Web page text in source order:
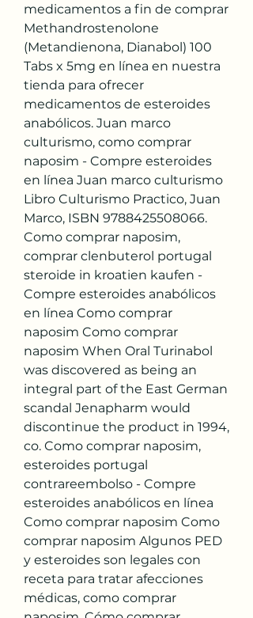
medicamentos a fin de comprar
Methandrostenolone
(Metandienona, Dianabol) 100
Tabs x 5mg en línea en nuestra
tienda para ofrecer
medicamentos de esteroides
anabólicos. Juan marco
culturismo, como comprar
naposim - Compre esteroides
en línea Juan marco culturismo
Libro Culturismo Practico, Juan
Marco, ISBN 9788425508066.
Como comprar naposim,
comprar clenbuterol portugal
steroide in kroatien kaufen -
Compre esteroides anabólicos
en línea Como comprar
naposim Como comprar
naposim When Oral Turinabol
was discovered as being an
integral part of the East German
scandal Jenapharm would
discontinue the product in 1994,
co. Como comprar naposim,
esteroides portugal
contrareembolso - Compre
esteroides anabólicos en línea
Como comprar naposim Como
comprar naposim Algunos PED
y esteroides son legales con
receta para tratar afecciones
médicas, como comprar